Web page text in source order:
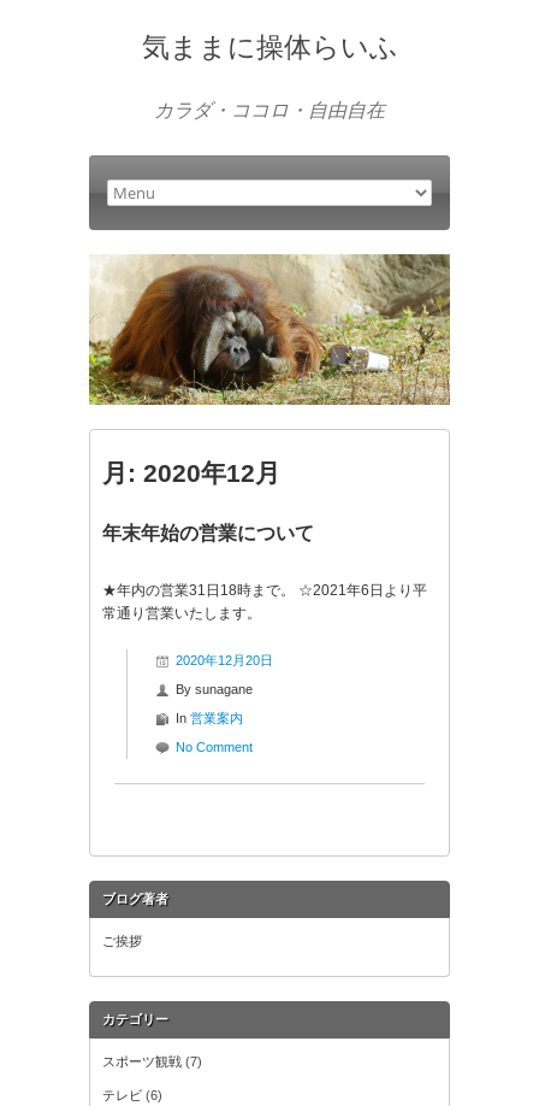
気ままに操体らいふ
カラダ・ココロ・自由自在
月: 2020年12月
年末年始の営業について
★年内の営業31日18時まで。 ☆2021年6日より平
常通り営業いたします。
2020年12月20日
By sunagane
In 営業案内
No Comment
ブログ著者
ご挨拶
カテゴリー
スポーツ観戦 (7)
テレビ (6)